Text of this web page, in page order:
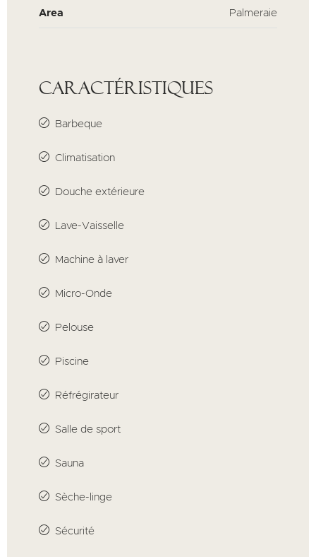
Area Palmeraie
Caractéristiques
Barbeque
Climatisation
Douche extérieure
Lave-Vaisselle
Machine à laver
Micro-Onde
Pelouse
Piscine
Réfrégirateur
Salle de sport
Sauna
Sèche-linge
Sécurité